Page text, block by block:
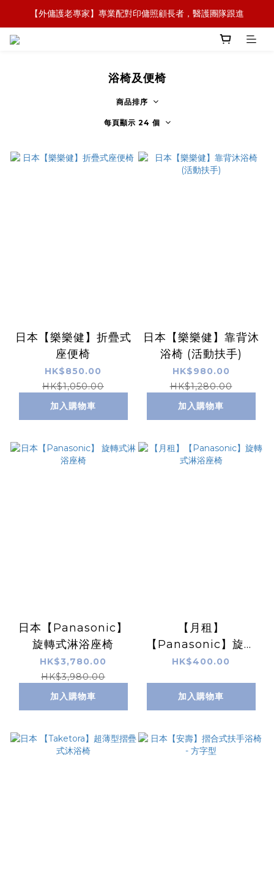
【全新概念】長者護理復康用品，可租可買，彈性選擇
【外傭護老專家】專業配對印傭照顧長者，醫護團隊跟進
【政府資助】善用社區照顧服務券，上門服務及租用產品
浴椅及便椅
商品排序
每頁顯示 24 個
日本【樂樂健】折疊式
座便椅
HK$850.00
HK$1,050.00
加入購物車
日本【樂樂健】靠背沐
浴椅 (活動扶手)
HK$980.00
HK$1,280.00
加入購物車
日本【Panasonic】
旋轉式淋浴座椅
HK$3,780.00
HK$3,980.00
加入購物車
【月租】
【Panasonic】旋轉
式淋浴座椅
HK$400.00
加入購物車